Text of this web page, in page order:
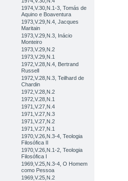
1974,V.30,N.1-3, Tomás de
Aquino e Boaventura
1973,V.29,N.4, Jacques
Maritain
1973,V.29,N.3, Inácio
Monteiro
1973,V.29,N.2
1973,V.29,N.1
1972,V.28,N.4, Bertrand
Russell
1972,V.28,N.3, Teilhard de
Chardin
1972,V.28,N.2
1972,V.28,N.1
1971,V.27,N.4
1971,V.27,N.3
1971,V.27,N.2
1971,V.27,N.1
1970,V.26,N.3-4, Teologia
Filosófica II
1970,V.26,N.1-2, Teologia
Filosófica I
1969,V.25,N.3-4, O Homem
como Pessoa
1969,V.25,N.2